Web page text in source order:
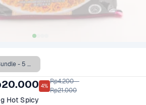
Bundle - 5 x 80 g
4%
Rp4.200 -
Rp21.000
Hot Spicy